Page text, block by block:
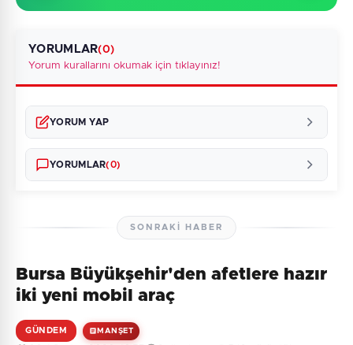
YORUMLAR(0)
Yorum kurallarını okumak için tıklayınız!
YORUM YAP
YORUMLAR(0)
Henüz yorum yapılmamış. İlk yorumu siz yapın!
SONRAKI HABER
Bursa Büyükşehir'den afetlere hazır
iki yeni mobil araç
GÜNDEM MANŞET